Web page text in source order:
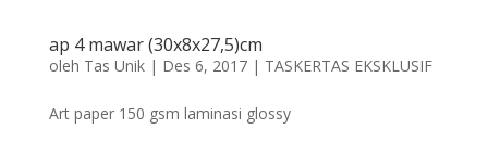
ap 4 mawar (30x8x27,5)cm
oleh Tas Unik| Des 6, 2017| TASKERTAS EKSKLUSIF
Art paper 150 gsm laminasi glossy